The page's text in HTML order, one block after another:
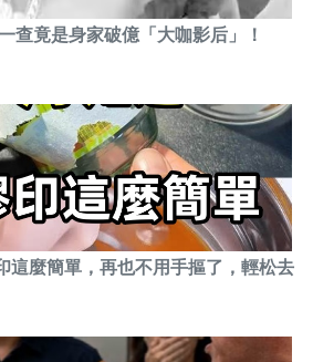
查竟是身家破億「大咖影后」！
這麼簡單，再也不用手摳了，輕松去